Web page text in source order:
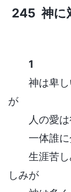
245 神に
1
神は卑
が
人の愛
一体誰
生涯苦
しみが